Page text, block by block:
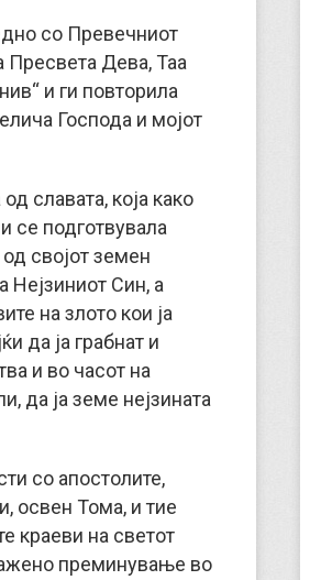
со Превечниот
Пресвета Дева, Таа
и ги повторила
Господа и мојот
славата, која како
се подготвувала
својот земен
Нејзиниот Син, а
на злото кои ја
да ja грабнат и
и во часот на
да ја земе нејзината
со апостолите,
освен Тома, и тие
краеви на светот
преминување во